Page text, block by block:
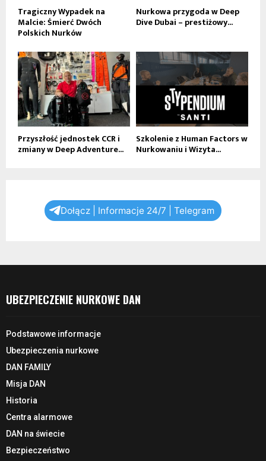
Tragiczny Wypadek na
Malcie: Śmierć Dwóch
Polskich Nurków
Nurkowa przygoda w Deep
Dive Dubai – prestiżowy...
Przyszłość jednostek CCR i
zmiany w Deep Adventure...
Szkolenie z Human Factors w
Nurkowaniu i Wizyta...
Dołącz | Informacje 24/7 | Telegram
UBEZPIECZENIE NURKOWE DAN
Podstawowe informacje
Ubezpieczenia nurkowe
DAN FAMILY
Misja DAN
Historia
Centra alarmowe
DAN na świecie
Bezpieczeństwo